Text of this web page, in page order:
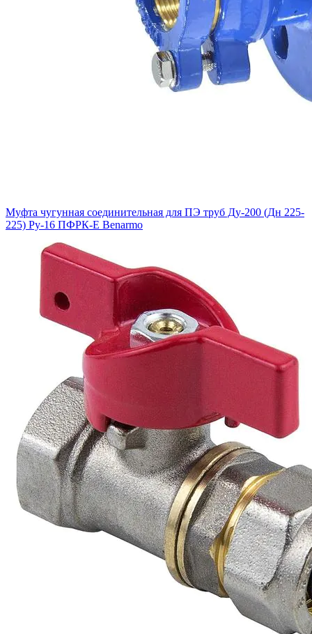
Муфта чугунная соединительная для ПЭ труб Ду-200 (Дн 225-
225) Ру-16 ПФРК-Е Benarmo